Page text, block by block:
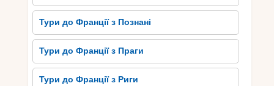
Тури до Франції з Познані
Тури до Франції з Праги
Тури до Франції з Риги